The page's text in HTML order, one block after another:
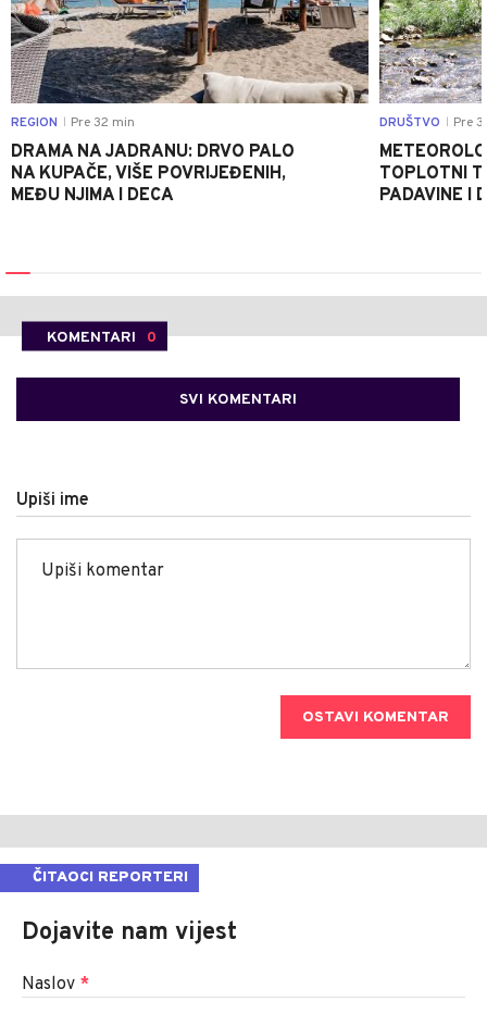
REGION Pre 32 min
DRAMA NA JADRANU: DRVO PALO
NA KUPAČE, VIŠE POVRIJEĐENIH,
MEĐU NJIMA I DECA
DRUŠTVO Pre
TOPLOTNI
PADAVINE I
KOMENTARI 0
SVI KOMENTARI
Upiši ime
OSTAVI KOMENTAR
ČITAOCI REPORTERI
Dojavite nam vijest
Naslov *